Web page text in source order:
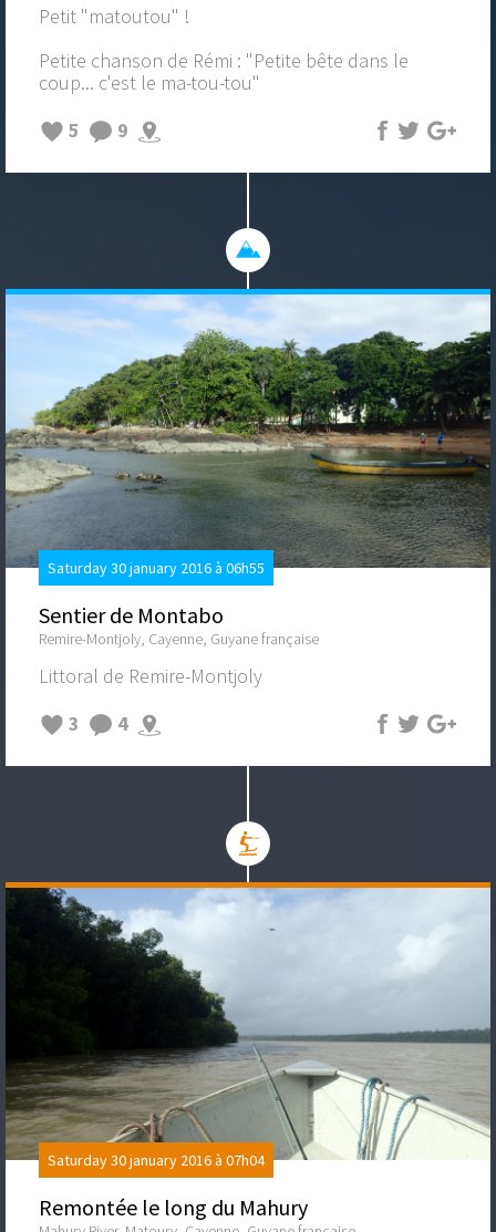
Petit "matoutou" !
Petite chanson de Rémi : "Petite bête dans le
coup... c'est le ma-tou-tou"
5
9
Saturday 30 january 2016 à 06h55
Sentier de Montabo
Remire-Montjoly, Cayenne, Guyane française
Littoral de Remire-Montjoly
3
4
Saturday 30 january 2016 à 07h04
Remontée le long du Mahury